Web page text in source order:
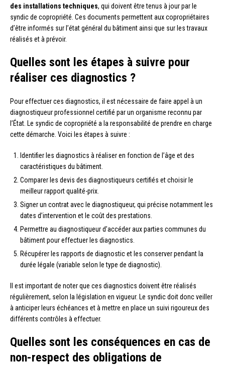
des installations techniques, qui doivent être tenus à jour par le
syndic de copropriété. Ces documents permettent aux copropriétaires
d’être informés sur l’état général du bâtiment ainsi que sur les travaux
réalisés et à prévoir.
Quelles sont les étapes à suivre pour
réaliser ces diagnostics ?
Pour effectuer ces diagnostics, il est nécessaire de faire appel à un
diagnostiqueur professionnel certifié par un organisme reconnu par
l’État. Le syndic de copropriété a la responsabilité de prendre en charge
cette démarche. Voici les étapes à suivre :
Identifier les diagnostics à réaliser en fonction de l’âge et des
caractéristiques du bâtiment.
Comparer les devis des diagnostiqueurs certifiés et choisir le
meilleur rapport qualité-prix.
Signer un contrat avec le diagnostiqueur, qui précise notamment les
dates d’intervention et le coût des prestations.
Permettre au diagnostiqueur d’accéder aux parties communes du
bâtiment pour effectuer les diagnostics.
Récupérer les rapports de diagnostic et les conserver pendant la
durée légale (variable selon le type de diagnostic).
Il est important de noter que ces diagnostics doivent être réalisés
régulièrement, selon la législation en vigueur. Le syndic doit donc veiller
à anticiper leurs échéances et à mettre en place un suivi rigoureux des
différents contrôles à effectuer.
Quelles sont les conséquences en cas de
non-respect des obligations de